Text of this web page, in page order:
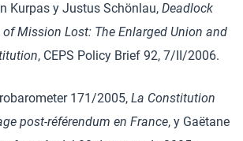
Kurpas y Justus Schönlau, Deadlock
Mission Lost: The Enlarged Union and
, CEPS Policy Brief 92, 7/II/2006.
171/2005, La Constitution
post-référendum en France, y Gaëtane